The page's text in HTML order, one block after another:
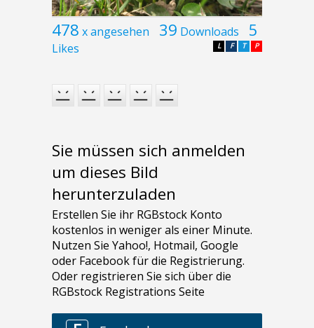
478 x angesehen 39 Downloads 5
Likes P
T
F
L
Sie müssen sich anmelden
um dieses Bild
herunterzuladen